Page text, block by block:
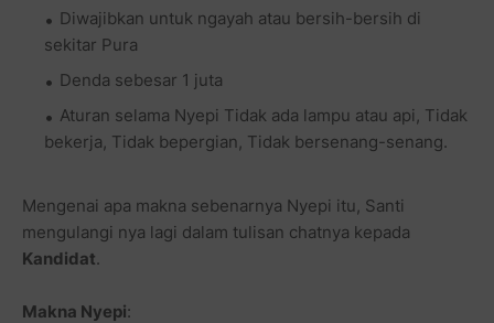
Diwajibkan untuk ngayah atau bersih-bersih di
sekitar Pura
Denda sebesar 1 juta
Aturan selama Nyepi Tidak ada lampu atau api, Tidak
bekerja, Tidak bepergian, Tidak bersenang-senang.
Mengenai apa makna sebenarnya Nyepi itu, Santi
mengulangi nya lagi dalam tulisan chatnya kepada
Kandidat.
Makna Nyepi: